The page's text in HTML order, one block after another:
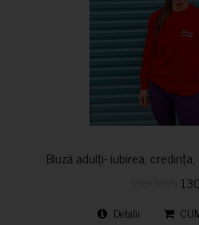
Bluză adulți- iubirea,
Detalii